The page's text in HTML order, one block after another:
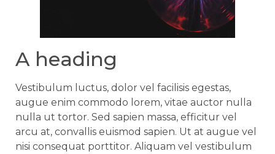
A heading
Vestibulum luctus, dolor vel facilisis egestas,
augue enim commodo lorem, vitae auctor nulla
nulla ut tortor. Sed sapien massa, efficitur vel
arcu at, convallis euismod sapien. Ut at augue vel
nisi consequat porttitor. Aliquam vel vestibulum